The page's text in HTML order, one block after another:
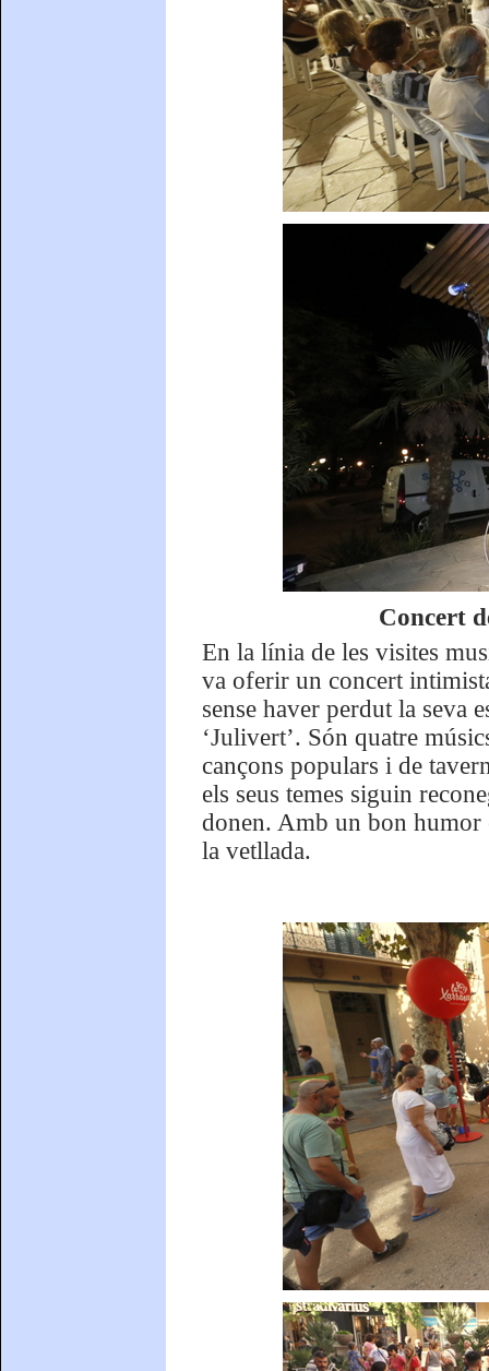
Concert
En la línia de les visites
va oferir un concert
sense haver perdut la seva
‘Julivert’. Són quatre
cançons populars i de
els seus temes siguin
donen. Amb un bon humor
la vetllada.